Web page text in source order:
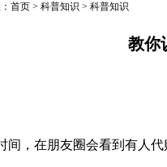
首页 > 科普知识 > 科普知识
教你
间，在朋友圈会看到有人